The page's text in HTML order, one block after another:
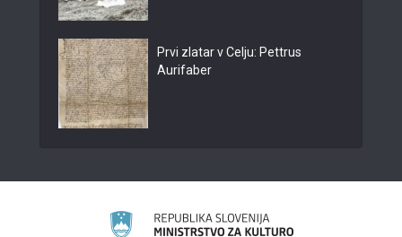
Prvi zlatar v Celju: Pettrus
Aurifaber